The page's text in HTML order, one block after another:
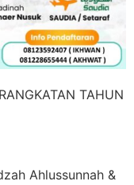
TAHUN
Ahlussunnah &